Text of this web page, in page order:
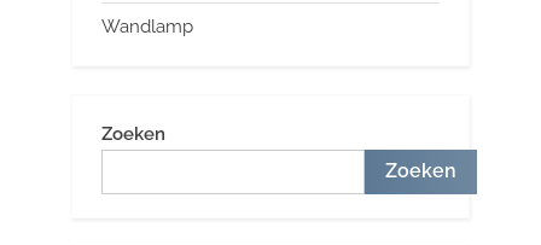
Wandlamp
Zoeken
Zoeken